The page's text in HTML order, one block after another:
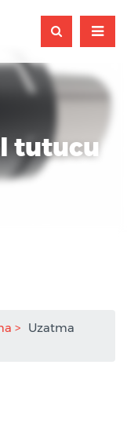
tutucu
Uzatma